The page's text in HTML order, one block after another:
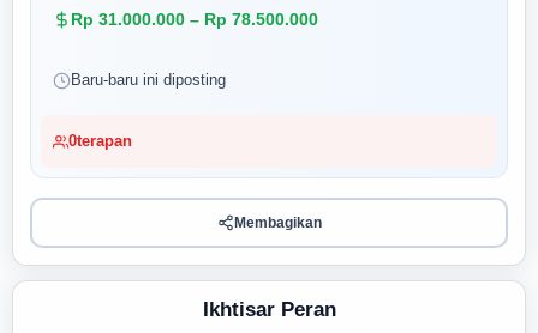
Rp 31.000.000 – Rp 78.500.000
Baru-baru ini diposting
0terapan
Membagikan
Ikhtisar Peran